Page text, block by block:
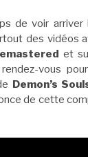
de voir arriver
des vidéos
et
vous
Demon’s
de cette